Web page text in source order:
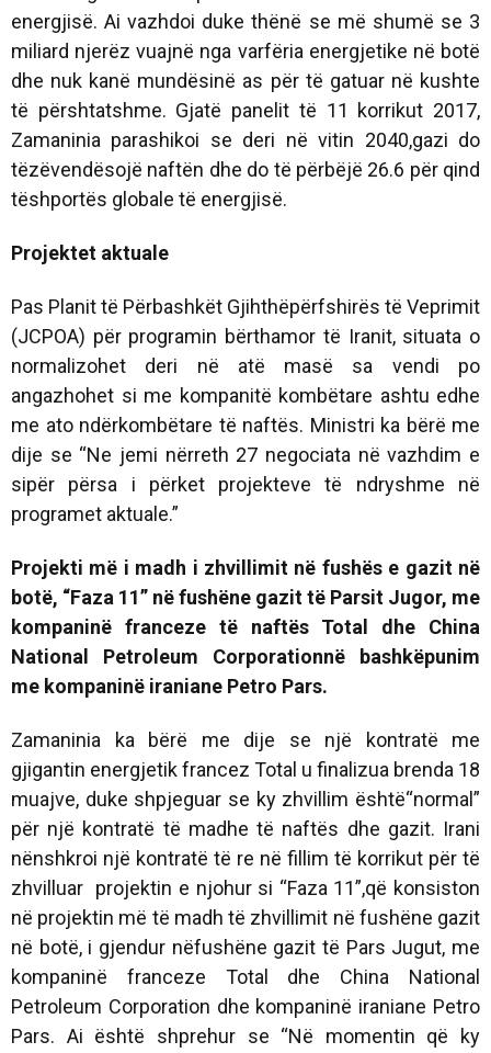
energjisë. Ai vazhdoi duke thënë se më shumë se 3
miliard njerëz vuajnë nga varfëria energjetike në botë
dhe nuk kanë mundësinë as për të gatuar në kushte
të përshtatshme. Gjatë panelit të 11 korrikut 2017,
Zamaninia parashikoi se deri në vitin 2040,gazi do
tëzëvendësojë naftën dhe do të përbëjë 26.6 për qind
tëshportës globale të energjisë.
Projektet aktuale
Pas Planit të Përbashkët Gjihthëpërfshirës të Veprimit
(JCPOA) për programin bërthamor të Iranit, situata o
normalizohet deri në atë masë sa vendi po
angazhohet si me kompanitë kombëtare ashtu edhe
me ato ndërkombëtare të naftës. Ministri ka bërë me
dije se “Ne jemi nërreth 27 negociata në vazhdim e
sipër përsa i përket projekteve të ndryshme në
programet aktuale.”
Projekti më i madh i zhvillimit në fushës e gazit në
botë, “Faza 11” në fushëne gazit të Parsit Jugor, me
kompaninë franceze të naftës Total dhe China
National Petroleum Corporationnë bashkëpunim
me kompaninë iraniane Petro Pars.
Zamaninia ka bërë me dije se një kontratë me
gjigantin energjetik francez Total u finalizua brenda 18
muajve, duke shpjeguar se ky zhvillim është“normal”
për një kontratë të madhe të naftës dhe gazit. Irani
nënshkroi një kontratë të re në fillim të korrikut për të
zhvilluar projektin e njohur si “Faza 11”,që konsiston
në projektin më të madh të zhvillimit në fushëne gazit
në botë, i gjendur nëfushëne gazit të Pars Jugut, me
kompaninë franceze Total dhe China National
Petroleum Corporation dhe kompaninë iraniane Petro
Pars. Ai është shprehur se “Në momentin që ky